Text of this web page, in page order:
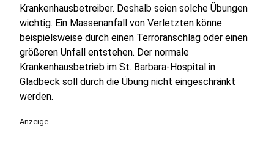
Krankenhausbetreiber. Deshalb seien solche Übungen
wichtig. Ein Massenanfall von Verletzten könne
beispielsweise durch einen Terroranschlag oder einen
größeren Unfall entstehen. Der normale
Krankenhausbetrieb im St. Barbara-Hospital in
Gladbeck soll durch die Übung nicht eingeschränkt
werden.
Anzeige